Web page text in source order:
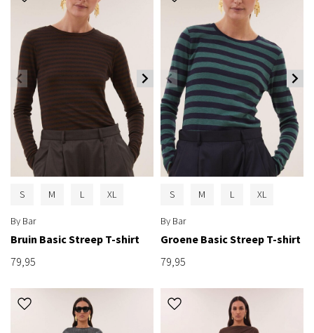
S M L XL
By Bar
Bruin Basic Streep T-shirt
79,95
S M L XL
By Bar
Groene Basic Streep T-shirt
79,95